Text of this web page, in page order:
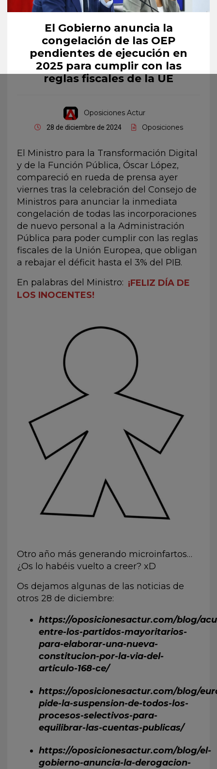
El Gobierno anuncia la
congelación de las OEP
pendientes de ejecución en
2025 para cumplir con las
reglas fiscales de la UE
Oposiciones Actur
28 de diciembre de 2024 Oposiciones
El Ministro para la Transformación Digital
y de la Función Pública, Óscar López,
compareció en rueda de prensa ayer
viernes tras la celebración del Consejo de
Ministros para anunciar la inmediata
congelación de todas las incorporaciones
de nuevo personal a la Administración
Pública para poder cumplir con las reglas
fiscales de la Unión Europea, que obligan
a rebajar el déficit hasta el 3% del PIB.
En palabras del Ministro: ¡FELIZ DÍA DE
LOS INOCENTES!
Otro año más generando microinfartos…
¿Os lo habéis vuelto a creer? xD
Os dejamos algunas de las noticias de
otros 28 de diciembre:
https://oposicionesactur.com/blog/
entre-los-partidos-mayoritarios-
para-elaborar-una-nueva-
constitucion-por-la-via-del-
articulo-168-ce/
https://oposicionesactur.com/blog/
pide-la-suspension-de-todos-los-
procesos-selectivos-para-
equilibrar-las-cuentas-publicas/
https://oposicionesactur.com/blog/el-
gobierno-anuncia-la-derogacion-